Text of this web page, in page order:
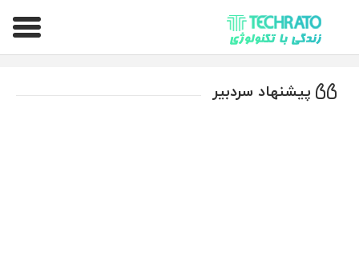
تکراتو – زندگی با تکنولوژی
پیشنهاد سردبیر